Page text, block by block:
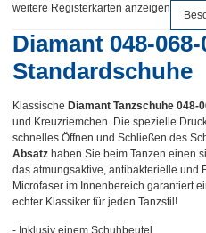
weitere Registerkarten anzeigen
Diamant 048-068-
Standardschuhe
Klassische Diamant Tanzschuhe 048-
und Kreuzriemchen. Die spezielle
schnelles Öffnen und Schließen des
Absatz haben Sie beim Tanzen einen
das atmungsaktive, antibakterielle und
Microfaser im Innenbereich garantiert
echter Klassiker für jeden Tanzstil!
- Inklusiv einem Schuhbeutel